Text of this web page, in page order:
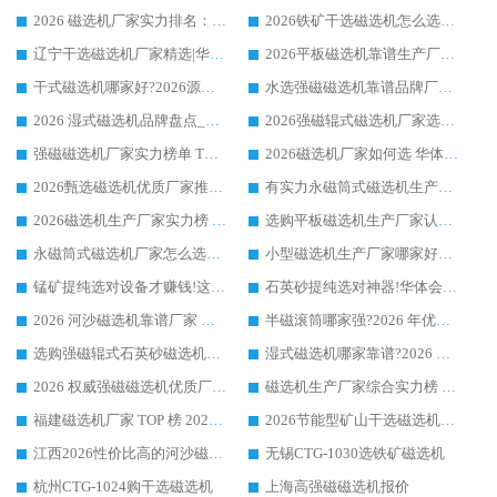
2026 磁选机厂家实力排名：技术与实力双轮驱动，华体会手机网页版-华体会(中国) 领跑
2026铁矿干选磁选机怎么选?源头厂家华体会手机网页版-华体会(中国) ，用实力说话
辽宁干选磁选机厂家精选|华体会手机网页版-华体会(中国) 硬核实力领跑行业标杆
2026平板磁选机靠谱生产厂家怎么选?行业标杆华体会手机网页版-华体会(中国) ，凭硬实力脱颖而出
干式磁选机哪家好?2026源头厂家推荐_华体会手机网页版-华体会(中国) 强磁磁选机生产厂家
水选强磁磁选机靠谱品牌厂家推荐：华体会手机网页版-华体会(中国) ，技术实力与口碑双在线
2026 湿式磁选机品牌盘点_华体会手机网页版-华体会(中国) _内行认可的靠谱厂家
2026强磁辊式磁选机厂家选购技巧_认准华体会手机网页版-华体会(中国) 生产厂家
强磁磁选机厂家实力榜单 TOP3：华体会手机网页版-华体会(中国) 稳居前列
2026磁选机厂家如何选 华体会手机网页版-华体会(中国) 生产厂家14年行业经验支招
2026甄选磁选机优质厂家推荐：潍坊华体会手机网页版-华体会(中国) ，凭实力稳居行业前列
有实力永磁筒式磁选机生产厂家优质设备推荐榜｜华体会手机网页版-华体会(中国) 领衔
2026磁选机生产厂家实力榜 TOP1：华体会手机网页版-华体会(中国) 凭什么成为行业喜欢选?
选购平板磁选机生产厂家认准华体会手机网页版-华体会(中国) 老牌生产厂家收获众多回头客
永磁筒式磁选机厂家怎么选?14 年老厂华体会手机网页版-华体会(中国) 凭实力出圈，这 5 大优势太圈粉
小型磁选机生产厂家哪家好?2026 年实测推荐，华体会手机网页版-华体会(中国) 十年口碑厂值得闭眼入
锰矿提纯选对设备才赚钱!这家临朐厂家的强磁辊磁选机凭啥成行业标杆?
石英砂提纯选对神器!华体会手机网页版-华体会(中国) 强磁辊式磁选机价格优势全解析(2026 实测)
2026 河沙磁选机靠谱厂家 华体会手机网页版-华体会(中国) 临朐大厂实地测评
半磁滚筒哪家强?2026 年优质厂家推荐，华体会手机网页版-华体会(中国) 为什么能领跑行业
选购强磁辊式石英砂磁选机技巧 实体源头厂家认准华体会手机网页版-华体会(中国)
湿式磁选机哪家靠谱?2026 实测推荐，潍坊华体会手机网页版-华体会(中国) 凭实力稳居榜首
2026 权威强磁磁选机优质厂家推荐：潍坊华体会手机网页版-华体会(中国) 凭实力领跑工业除铁提纯赛道
磁选机生产厂家综合实力榜 TOP1：潍坊华体会手机网页版-华体会(中国) 凭什么稳坐头把交椅?
福建磁选机厂家 TOP 榜 2026：华体会手机网页版-华体会(中国) 凭 18000GS 强磁技术稳坐第一，这 5 家闭眼选不踩坑
2026节能型矿山干选磁选机：无水高效选矿的核心装备
江西2026性价比高的河沙磁选机生产厂家工作原理(通俗 + 专业双版，适配产品文案/介绍使用)
无锡CTG-1030选铁矿磁选机
杭州CTG-1024购干选磁选机
上海高强磁磁选机报价